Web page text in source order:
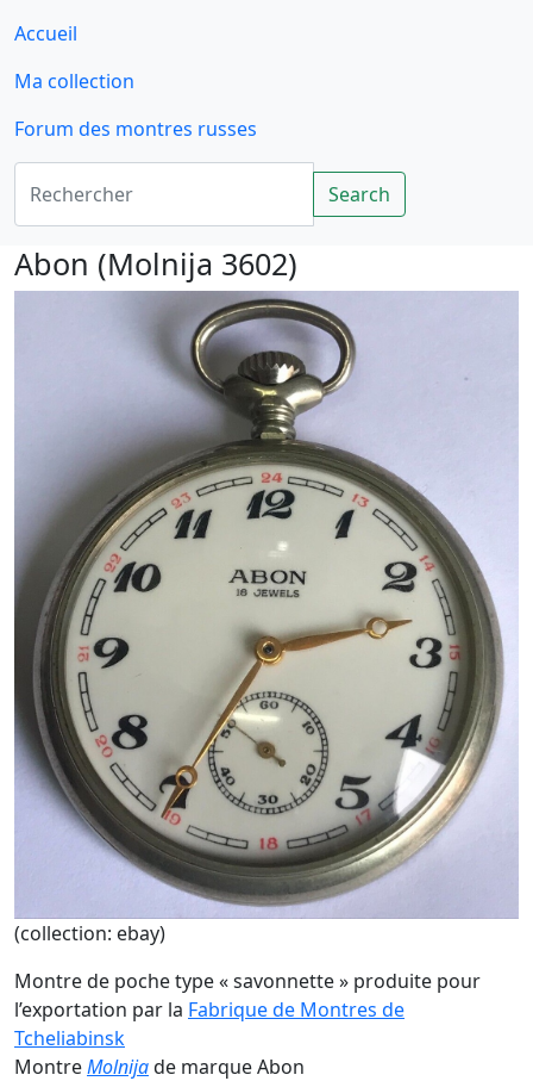
Accueil
Ma collection
Forum des montres russes
Rechercher
Search
Abon (Molnija 3602)
(collection: ebay)
Montre de poche type « savonnette » produite pour
l’exportation par la Fabrique de Montres de
Tcheliabinsk
MontreMolnijade marque Abon